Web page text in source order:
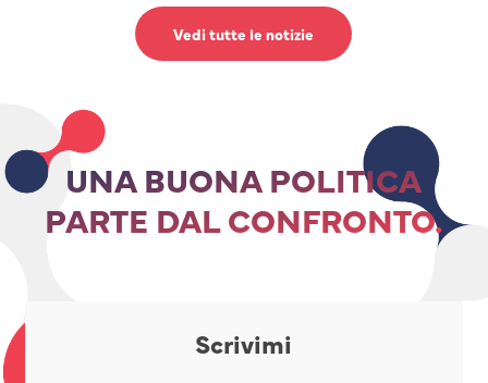
Vedi tutte le notizie
UNA BUONA POLITICA
PARTE DAL CONFRONTO.
Scrivimi